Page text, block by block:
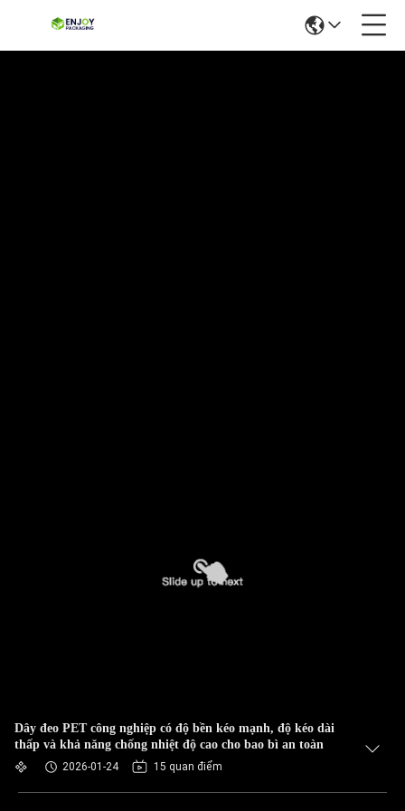
Dây đeo PET công nghiệp có độ bền kéo mạnh, độ kéo dài
thấp và khả năng chống nhiệt độ cao cho bao bì an toàn
2026-01-24 15 quan điểm